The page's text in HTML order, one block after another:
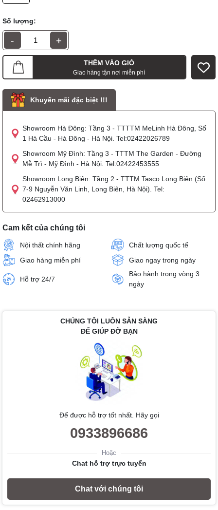
Số lượng:
- +
THÊM VÀO GIỎ
Giao hàng tận nơi miễn phí
Khuyến mãi đặc biệt !!!
Showroom Hà Đông: Tầng 3 - TTTTM MeLinh Hà Đông, Số
1 Hà Cầu - Hà Đông - Hà Nội. Tel:02422026789
Showroom Mỹ Đình: Tầng 3 - TTTM The Garden - Đường
Mễ Trì - Mỹ Đình - Hà Nội. Tel:02422453555
Showroom Long Biên: Tầng 2 - TTTM Tasco Long Biên (Số
7-9 Nguyễn Văn Linh, Long Biên, Hà Nội). Tel:
02462913000
Cam kết của chúng tôi
Nội thất chính hãng
Chất lượng quốc tế
Giao hàng miễn phí
Giao ngay trong ngày
Hỗ trợ 24/7
Bảo hành trong vòng 3
ngày
CHÚNG TÔI LUÔN SẴN SÀNG
ĐỂ GIÚP ĐỠ BẠN
Để được hỗ trợ tốt nhất. Hãy gọi
0933896686
Hoặc
Chat hỗ trợ trực tuyến
Chat với chúng tôi